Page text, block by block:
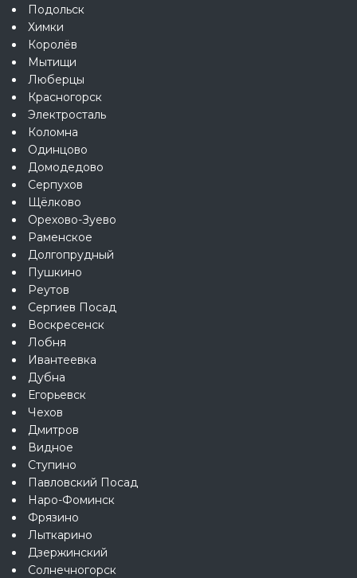
Подольск
Химки
Королёв
Мытищи
Люберцы
Красногорск
Электросталь
Коломна
Одинцово
Домодедово
Серпухов
Щёлково
Орехово-Зуево
Раменское
Долгопрудный
Пушкино
Реутов
Сергиев Посад
Воскресенск
Лобня
Ивантеевка
Дубна
Егорьевск
Чехов
Дмитров
Видное
Ступино
Павловский Посад
Наро-Фоминск
Фрязино
Лыткарино
Дзержинский
Солнечногорск